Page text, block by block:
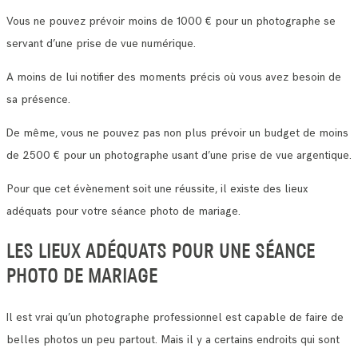
Vous ne pouvez prévoir moins de 1000 € pour un photographe se
servant d’une prise de vue numérique.
A moins de lui notifier des moments précis où vous avez besoin de
sa présence.
De même, vous ne pouvez pas non plus prévoir un budget de moins
de 2500 € pour un photographe usant d’une prise de vue argentique.
Pour que cet évènement soit une réussite, il existe des lieux
adéquats pour votre séance photo de mariage.
LES LIEUX ADÉQUATS POUR UNE SÉANCE
PHOTO DE MARIAGE
Il est vrai qu’un photographe professionnel est capable de faire de
belles photos un peu partout. Mais il y a certains endroits qui sont